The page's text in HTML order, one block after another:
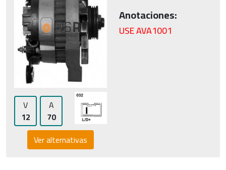
V
12
A
70
Ver alternativas
Anotaciones:
USE AVA1001